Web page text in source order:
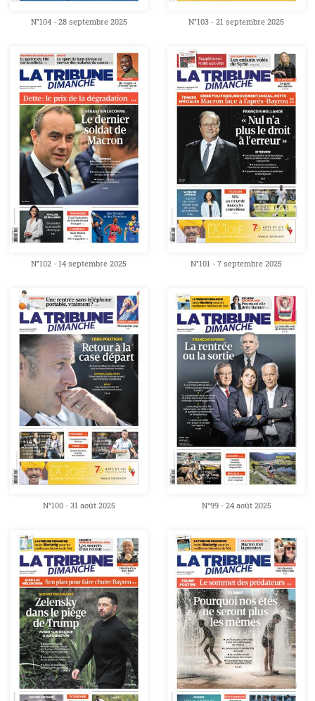
N°104 - 28 septembre 2025 N°103 - 21 septembre 2025
N°102 - 14 septembre 2025 N°101 - 7 septembre 2025
N°100 - 31 août 2025 N°99 - 24 août 2025